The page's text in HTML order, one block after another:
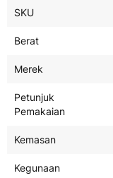
Spefisikasi
SKU
Berat
Merek
Petunjuk
Pemakaian
Kemasan
Kegunaan